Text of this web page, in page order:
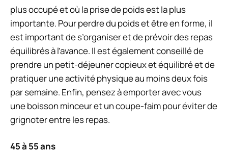
plus occupé et où la prise de poids est la plus
importante. Pour perdre du poids et être en forme, il
est important de s’organiser et de prévoir des repas
équilibrés à l’avance. Il est également conseillé de
prendre un petit-déjeuner copieux et équilibré et de
pratiquer une activité physique au moins deux fois
par semaine. Enfin, pensez à emporter avec vous
une boisson minceur et un coupe-faim pour éviter de
grignoter entre les repas.
45 à 55 ans